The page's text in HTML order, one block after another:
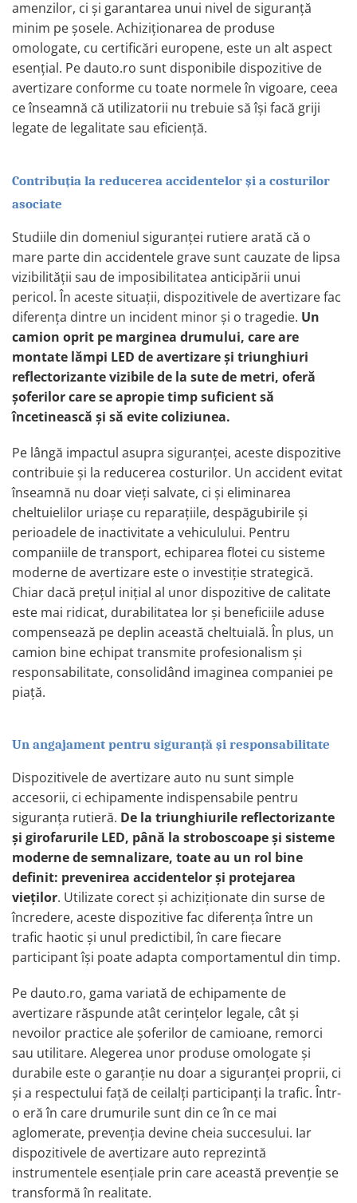
pini
Prize si stechere remorca, 7/13 pini
Prize, stechere si adaptoare
remorca N/S, 7/15 Pini
Relee auto
Sigurante Auto
Socluri pentru becuri auto
Sprayuri, intretinere si cosmetica
auto
Cosmetica interior si exterior auto
Degripante, lubrifianti, creme si
adezivi
Vopsea spray si antifoane
Accesorii si Echipamente Auto
Ancorare Marfa
Accesorii Diverse
Accesorii iarna auto
auto
Lopeti zapada auto
Perii si raclete auto pentru iarna
Accesorii Pneumatice – Furtune,
Mufe, Electrovalve
Electrovalve si Supape Pneumatice
Furtune Pneumatice pentru Aer
Comprimat
Furtune si Pistoale pentru Umflat
Roti
Mufe de Cuplare Aer
Pistoale de Suflat Aer
Racorduri si Cuplaje Rapide
Cale de Blocare Roti
Canistre Combustibil
Capace rezervoare si Antifurturi
Folii Solare pentru Geamuri Auto
Frigidere Auto
Huse si Protectii Scaun Auto
Incalzitoare Auto
Nuci volan universale pentru auto,
utilaje si tractoare
Organizare si Fixare Portbagaj
Palnii pentru Auto si Uz Universal
Parasolare Auto pentru Parbriz si
Geamuri
Perii, Bureti si Lavete Auto
Accesorii spalare auto
Lavete si microfibra auto
Manusi si bureti spalare auto
Perii detailing si jante
Perii spalare auto
Prosoape auto pentru uscare
amenzilor, ci și garantarea unui nivel de siguranță
minim pe șosele. Achiziționarea de produse
omologate, cu certificări europene, este un alt aspect
esențial. Pe dauto.ro sunt disponibile dispozitive de
avertizare conforme cu toate normele în vigoare, ceea
ce înseamnă că utilizatorii nu trebuie să își facă griji
legate de legalitate sau eficiență.
Contribuția la reducerea accidentelor și a costurilor
asociate
Studiile din domeniul siguranței rutiere arată că o
mare parte din accidentele grave sunt cauzate de lipsa
vizibilității sau de imposibilitatea anticipării unui
pericol. În aceste situații, dispozitivele de avertizare fac
diferența dintre un incident minor și o tragedie. Un
camion oprit pe marginea drumului, care are
montate lămpi LED de avertizare și triunghiuri
reflectorizante vizibile de la sute de metri, oferă
șoferilor care se apropie timp suficient să
încetinească și să evite coliziunea.
Pe lângă impactul asupra siguranței, aceste dispozitive
contribuie și la reducerea costurilor. Un accident evitat
înseamnă nu doar vieți salvate, ci și eliminarea
cheltuielilor uriașe cu reparațiile, despăgubirile și
perioadele de inactivitate a vehiculului. Pentru
companiile de transport, echiparea flotei cu sisteme
moderne de avertizare este o investiție strategică.
Chiar dacă prețul inițial al unor dispozitive de calitate
este mai ridicat, durabilitatea lor și beneficiile aduse
compensează pe deplin această cheltuială. În plus, un
camion bine echipat transmite profesionalism și
responsabilitate, consolidând imaginea companiei pe
piață.
Un angajament pentru siguranță și responsabilitate
Dispozitivele de avertizare auto nu sunt simple
accesorii, ci echipamente indispensabile pentru
siguranța rutieră. De la triunghiurile reflectorizante
și girofarurile LED, până la stroboscoape și sisteme
moderne de semnalizare, toate au un rol bine
definit: prevenirea accidentelor și protejarea
vieților. Utilizate corect și achiziționate din surse de
încredere, aceste dispozitive fac diferența între un
trafic haotic și unul predictibil, în care fiecare
participant își poate adapta comportamentul din timp.
Pe dauto.ro, gama variată de echipamente de
avertizare răspunde atât cerințelor legale, cât și
nevoilor practice ale șoferilor de camioane, remorci
sau utilitare. Alegerea unor produse omologate și
durabile este o garanție nu doar a siguranței proprii, ci
și a respectului față de ceilalți participanți la trafic. Într-
o eră în care drumurile sunt din ce în ce mai
aglomerate, prevenția devine cheia succesului. Iar
dispozitivele de avertizare auto reprezintă
instrumentele esențiale prin care această prevenție se
transformă în realitate.